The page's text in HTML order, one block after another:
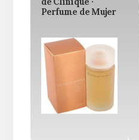
Perfume de Mujer